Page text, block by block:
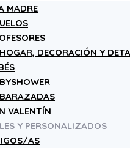
MADRE
DECORACIÓN Y
VALENTÍN
Y PERSONALIZADOS
AS